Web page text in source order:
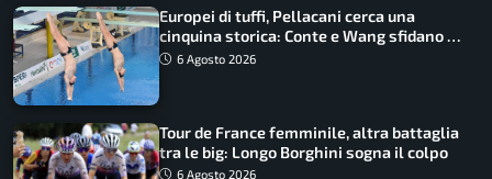
Europei di tuffi, Pellacani cerca una
cinquina storica: Conte e Wang sfidano la
piattaforma
6 Agosto 2026
Tour de France femminile, altra battaglia
tra le big: Longo Borghini sogna il colpo
6 Agosto 2026